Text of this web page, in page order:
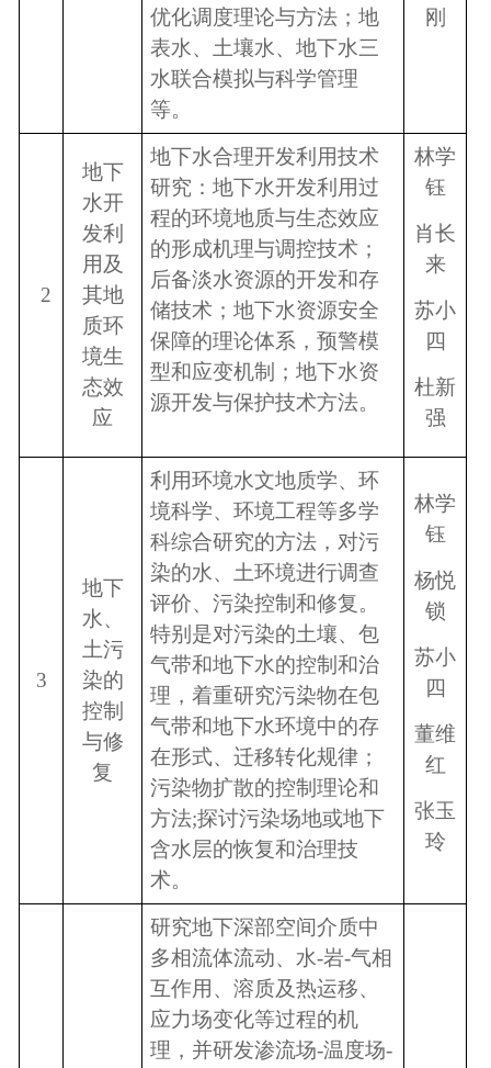
优化调度理论与方法；地
表水、土壤水、地下水三
水联合模拟与科学管理
等。
刚
2
地下
水开
发利
用及
其地
质环
境生
态效
应
地下水合理开发利用技术
研究：地下水开发利用过
程的环境地质与生态效应
的形成机理与调控技术；
后备淡水资源的开发和存
储技术；地下水资源安全
保障的理论体系，预警模
型和应变机制；地下水资
源开发与保护技术方法。
林学
钰
肖长
来
苏小
四
杜新
强
3
地下
水、
土污
染的
控制
与修
复
利用环境水文地质学、环
境科学、环境工程等多学
科综合研究的方法，对污
染的水、土环境进行调查
评价、污染控制和修复。
特别是对污染的土壤、包
气带和地下水的控制和治
理，着重研究污染物在包
气带和地下水环境中的存
在形式、迁移转化规律；
污染物扩散的控制理论和
方法;探讨污染场地或地下
含水层的恢复和治理技
术。
林学
钰
杨悦
锁
苏小
四
董维
红
张玉
玲
研究地下深部空间介质中
多相流体流动、水-岩-气相
互作用、溶质及热运移、
应力场变化等过程的机
理，并研发渗流场-温度场-